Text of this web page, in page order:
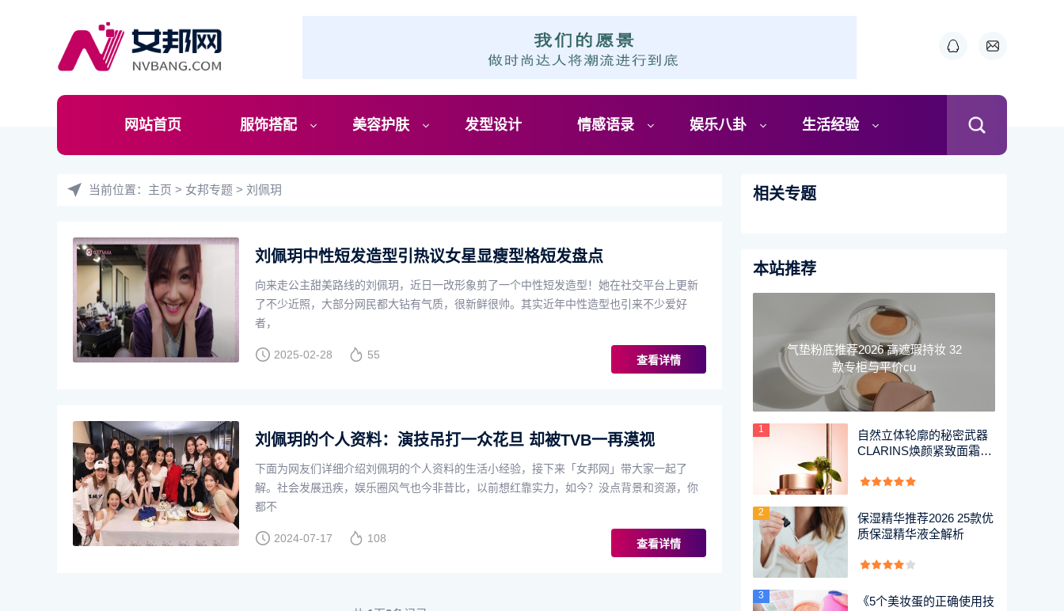
网站首页 服饰搭配 美容护肤 发型设计 情感语录 娱乐八卦 生活经验
当前位置： 主页 > 女邦专题 > 刘佩玥
刘佩玥中性短发造型引热议女星显瘦型格短发盘点
向来走公主甜美路线的刘佩玥，近日一改形象剪了一个中性短发造型！她在社交平台上更新
了不少近照，大部分网民都大钻有气质，很新鲜很帅。其实近年中性造型也引来不少爱好
者，
2025-02-28 55 查看详情
刘佩玥的个人资料：演技吊打一众花旦 却被TVB一再漠视
下面为网友们详细介绍刘佩玥的个人资料的生活小经验，接下来「女邦网」带大家一起了
解。社会发展迅疾，娱乐圈风气也今非昔比，以前想红靠实力，如今？没点背景和资源，你
都不
2024-07-17 108 查看详情
相关专题
本站推荐
气垫粉底推荐2026 高遮瑕持妆 32
款专柜与平价cu
1
自然立体轮廓的秘密武器
CLARINS焕颜紧致面霜全
2
保湿精华推荐2026 25款优
质保湿精华液全解析
3
《5个美妆蛋的正确使用技